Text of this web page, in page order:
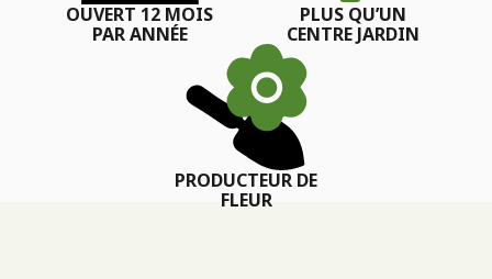
OUVERT 12 MOIS
PAR ANNÉE
PLUS QU’UN
CENTRE JARDIN
PRODUCTEUR DE
FLEUR